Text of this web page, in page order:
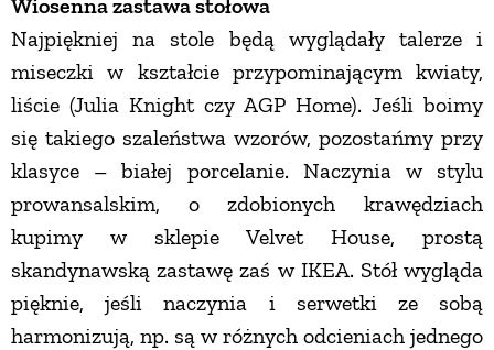
Wiosenna zastawa stołowa
Najpiękniej na stole będą wyglądały talerze i
miseczki w kształcie przypominającym kwiaty,
liście (Julia Knight czy AGP Home). Jeśli boimy
się takiego szaleństwa wzorów, pozostańmy przy
klasyce – białej porcelanie. Naczynia w stylu
prowansalskim, o zdobionych krawędziach
kupimy w sklepie Velvet House, prostą
skandynawską zastawę zaś w IKEA. Stół wygląda
pięknie, jeśli naczynia i serwetki ze sobą
harmonizują, np. są w różnych odcieniach jednego
CIASTA I DESERY
DODATKI
PRZETWORY
INNE